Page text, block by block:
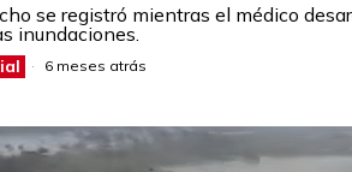
se registró mientras el médico
inundaciones.
6 meses atrás